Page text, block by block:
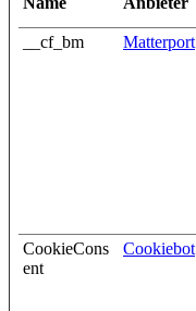
__cf_bm
Matterport
CookieCons
ent
Cookiebot